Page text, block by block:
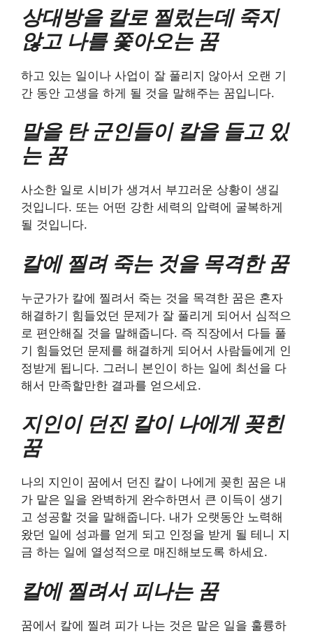
상대방을 칼로 찔렀는데 죽지
않고 나를 쫓아오는 꿈
하고 있는 일이나 사업이 잘 풀리지 않아서 오랜 기
간 동안 고생을 하게 될 것을 말해주는 꿈입니다.
말을 탄 군인들이 칼을 들고 있
는 꿈
사소한 일로 시비가 생겨서 부끄러운 상황이 생길
것입니다. 또는 어떤 강한 세력의 압력에 굴복하게
될 것입니다.
칼에 찔려 죽는 것을 목격한 꿈
누군가가 칼에 찔려서 죽는 것을 목격한 꿈은 혼자
해결하기 힘들었던 문제가 잘 풀리게 되어서 심적으
로 편안해질 것을 말해줍니다. 즉 직장에서 다들 풀
기 힘들었던 문제를 해결하게 되어서 사람들에게 인
정받게 됩니다. 그러니 본인이 하는 일에 최선을 다
해서 만족할만한 결과를 얻으세요.
지인이 던진 칼이 나에게 꽂힌
꿈
나의 지인이 꿈에서 던진 칼이 나에게 꽂힌 꿈은 내
가 맡은 일을 완벽하게 완수하면서 큰 이득이 생기
고 성공할 것을 말해줍니다. 내가 오랫동안 노력해
왔던 일에 성과를 얻게 되고 인정을 받게 될 테니 지
금 하는 일에 열성적으로 매진해보도록 하세요.
칼에 찔려서 피나는 꿈
꿈에서 칼에 찔려 피가 나는 것은 맡은 일을 훌륭하